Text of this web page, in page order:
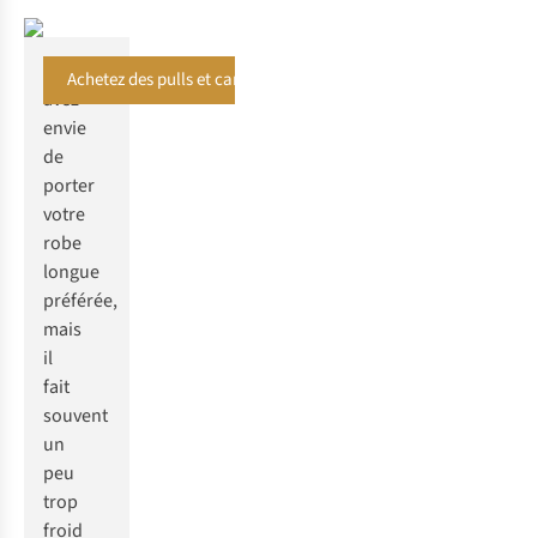
Vous
avez
envie
de
porter
votre
robe
longue
préférée,
mais
il
fait
souvent
un
peu
trop
froid
Achetez des pulls et cardigans